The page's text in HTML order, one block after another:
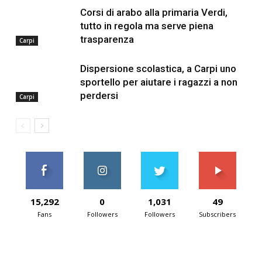
Carpi
Corsi di arabo alla primaria Verdi,
tutto in regola ma serve piena
trasparenza
Carpi
Dispersione scolastica, a Carpi uno
sportello per aiutare i ragazzi a non
perdersi
15,292
Fans
0
Followers
1,031
Followers
49
Subscribers